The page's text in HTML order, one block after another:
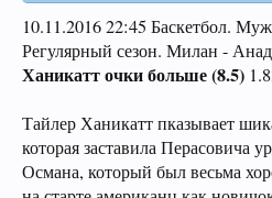
10.11.2016 22:45 Баскетбол.
Регулярный сезон. Милан -
Ханикатт очки больше (8.5)
Тайлер Ханикатт пказывает
которая заставила Перасовича
Османа, который был весьма